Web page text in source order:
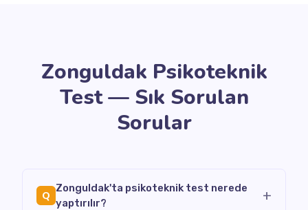
Zonguldak Psikoteknik
Test — Sık Sorulan
Sorular
Q
Zonguldak'ta psikoteknik test nerede
yaptırılır?
+